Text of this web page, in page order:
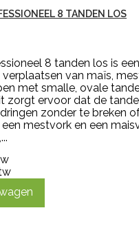
8 TANDEN LOS
8 tanden los is
van maïs,
met smalle, ovale
zorgt ervoor dat de
zonder te breken
mestvork en een